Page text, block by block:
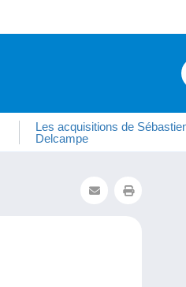
Les acquisitions de
Delcampe